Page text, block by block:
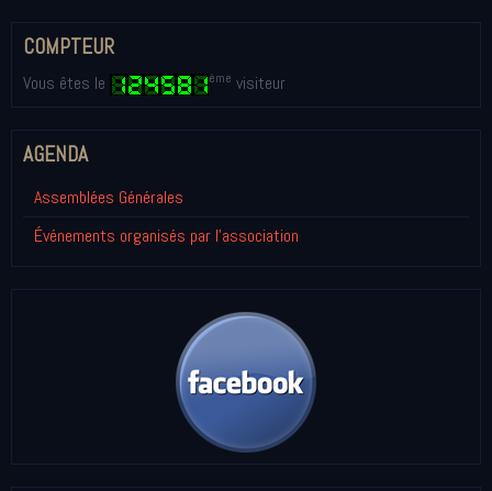
COMPTEUR
Vous êtes le ème visiteur
AGENDA
Assemblées Générales
Événements organisés par l'association